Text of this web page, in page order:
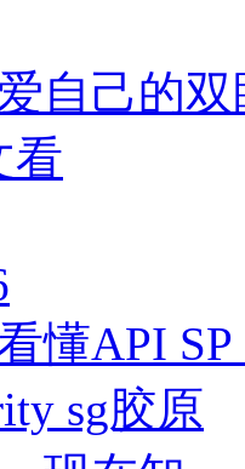
自己的
懂API